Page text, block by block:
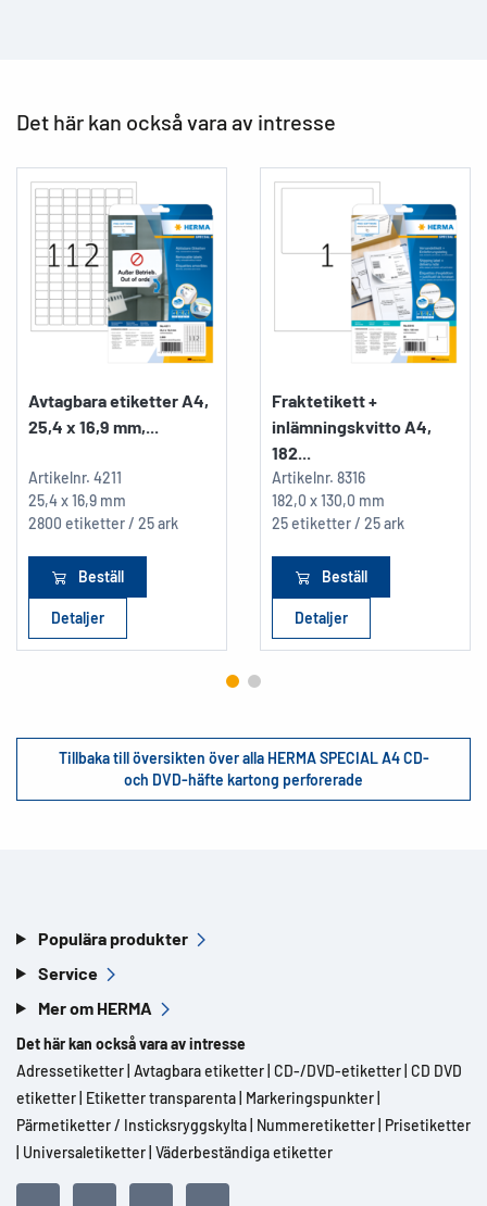
Det här kan också vara av intresse
Avtagbara etiketter A4,
25,4 x 16,9 mm,...
Artikelnr. 4211
25,4 x 16,9 mm
2800 etiketter / 25 ark
Beställ
Detaljer
Fraktetikett +
inlämningskvitto A4,
182...
Artikelnr. 8316
182,0 x 130,0 mm
25 etiketter / 25 ark
Beställ
Detaljer
Tillbaka till översikten över alla HERMA SPECIAL A4 CD-
och DVD-häfte kartong perforerade
Populära produkter
Service
Mer om HERMA
Det här kan också vara av intresse
Adressetiketter Avtagbara etiketter CD-/DVD-etiketter CD DVD
etiketter Etiketter transparenta Markeringspunkter
Pärmetiketter / Insticksryggskylta Nummeretiketter Prisetiketter
Universaletiketter Väderbeständiga etiketter